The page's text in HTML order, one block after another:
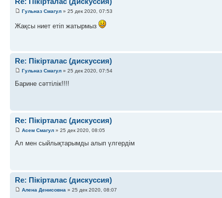
Гульназ Смагул » 25 дек 2020, 07:53
Жақсы ниет етіп жатырмыз
Re: Пікірталас (дискуссия)
Гульназ Смагул » 25 дек 2020, 07:54
Барине сәттілік!!!!
Re: Пікірталас (дискуссия)
Асем Смагул » 25 дек 2020, 08:05
Ал мен сыйлықтарымды алып үлгердім
Re: Пікірталас (дискуссия)
Алена Денисовна » 25 дек 2020, 08:07